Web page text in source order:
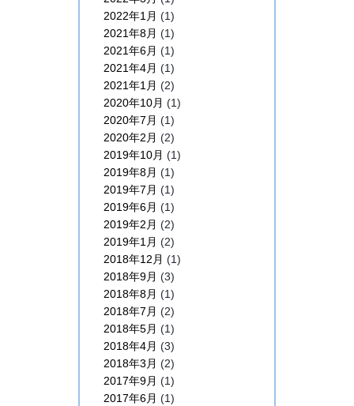
2022年1月 (1)
2021年8月 (1)
2021年6月 (1)
2021年4月 (1)
2021年1月 (2)
2020年10月 (1)
2020年7月 (1)
2020年2月 (2)
2019年10月 (1)
2019年8月 (1)
2019年7月 (1)
2019年6月 (1)
2019年2月 (2)
2019年1月 (2)
2018年12月 (1)
2018年9月 (3)
2018年8月 (1)
2018年7月 (2)
2018年5月 (1)
2018年4月 (3)
2018年3月 (2)
2017年9月 (1)
2017年6月 (1)